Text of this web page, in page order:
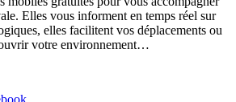
Elles vous informent en temps réel sur
elles facilitent vos déplacements ou
votre environnement…